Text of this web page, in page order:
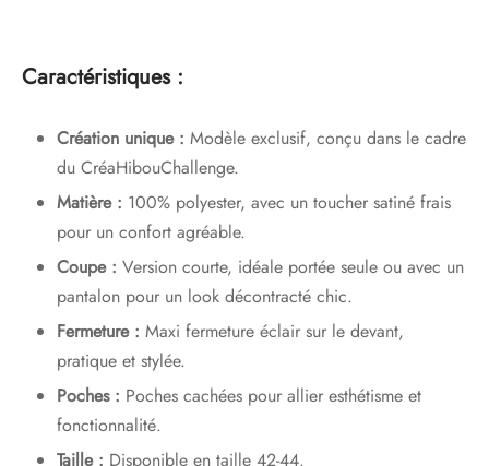
Caractéristiques :
Création unique : Modèle exclusif, conçu dans le cadre
du CréaHibouChallenge.
Matière : 100% polyester, avec un toucher satiné frais
pour un confort agréable.
Coupe : Version courte, idéale portée seule ou avec un
pantalon pour un look décontracté chic.
Fermeture : Maxi fermeture éclair sur le devant,
pratique et stylée.
Poches : Poches cachées pour allier esthétisme et
fonctionnalité.
Taille : Disponible en taille 42-44.